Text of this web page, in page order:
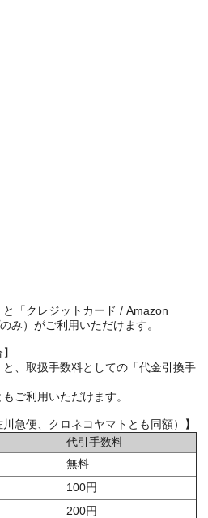
「クレジットカード / Amazon
み）がご利用いただけます。
、取扱手数料としての「代金引換手
ご利用いただけます。
急便、クロネコヤマトとも同額）】
代引手数料
無料
100円
200円